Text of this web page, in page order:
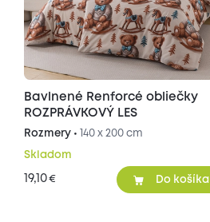
Bavlnené Renforcé obliečky
ROZPRÁVKOVÝ LES
Rozmery • 140 x 200 cm
Skladom
19,10€ Do košíka